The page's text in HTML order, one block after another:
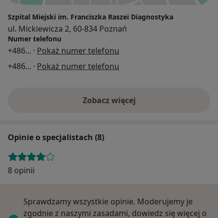
Szpital Miejski im. Franciszka Raszei Diagnostyka
ul. Mickiewicza 2, 60-834 Poznań
Numer telefonu
+486... · Pokaż numer telefonu
+486... · Pokaż numer telefonu
Zobacz więcej
Opinie o specjalistach (8)
8 opinii
Sprawdzamy wszystkie opinie. Moderujemy je
zgodnie z naszymi zasadami, dowiedz się więcej o